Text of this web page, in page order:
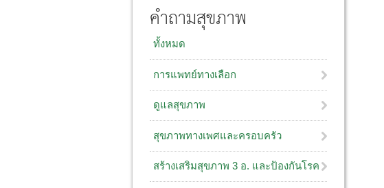
คำถามสุขภาพ
ทั้งหมด
การแพทย์ทางเลือก
ดูแลสุขภาพ
สุขภาพทางเพศและครอบครัว
สร้างเสริมสุขภาพ 3 อ. และป้องกันโรค